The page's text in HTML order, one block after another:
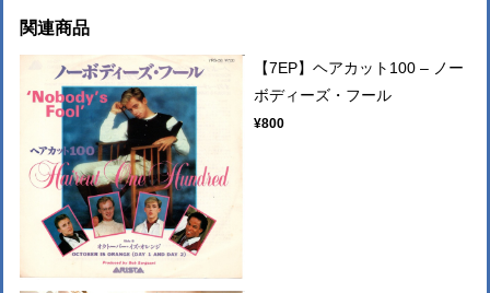
関連商品
【7EP】ヘアカット100 – ノー
ボディーズ・フール
¥800